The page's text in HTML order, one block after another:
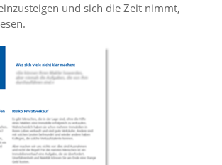
und sich die Zeit nimmt,